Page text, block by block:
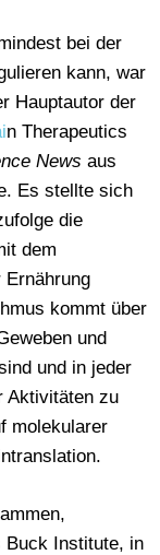
bei der
kann, war
Hauptautor der
n Therapeutics
News aus
Es stellte sich
die
dem
kommt über
und
und in jeder
Aktivitäten zu
molekularer
Buck Institute, in